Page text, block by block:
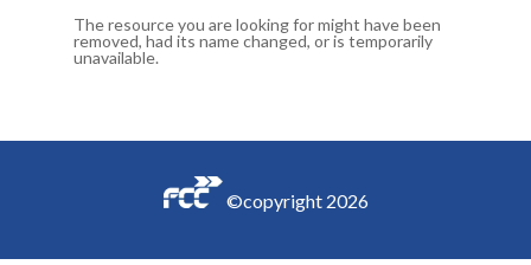
The resource you are looking for might have been
removed, had its name changed, or is temporarily
unavailable.
©copyright 2026